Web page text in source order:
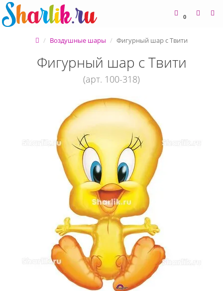
0
Воздушные шары Фигурный шар с Твити
Фигурный шар с Твити
(арт. 100-318)